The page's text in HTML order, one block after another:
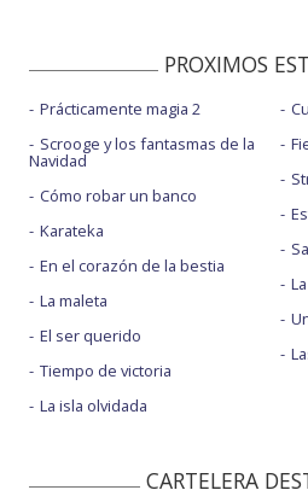
PROXIMOS
Prácticamente magia 2
Scrooge y los fantasmas de la
Navidad
Cómo robar un banco
Karateka
En el corazón de la bestia
La maleta
El ser querido
Tiempo de victoria
La isla olvidada
CARTELERA